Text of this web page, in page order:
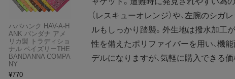
（レスキューオレンジ）や、左腕のシ
ルもしっかり踏襲。外生地は撥水加工
性を備えたポリファイバーを用い、機
デルになりますが、気軽に購入できる
ハバハンク HAV-A-H
ANK バンダナ アメ
リカ製 トラディショ
ナル ペイズリーTHE
BANDANNA COMPA
NY
¥770